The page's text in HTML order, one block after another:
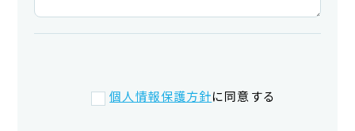
個人情報保護方針に同意する